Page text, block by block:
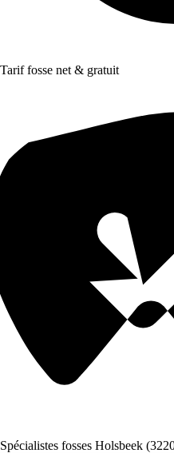
Tarif fosse net & gratuit
Spécialistes fosses Holsbeek